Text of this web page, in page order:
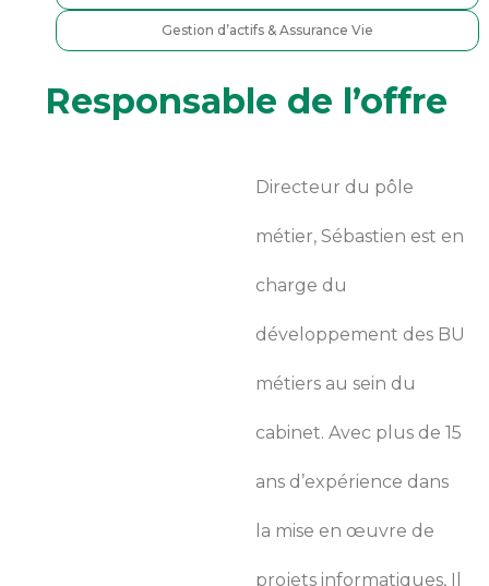
Gestion d’actifs & Assurance Vie
Responsable de l’offre
Directeur du pôle
métier, Sébastien est en
charge du
développement des BU
métiers au sein du
cabinet. Avec plus de 15
ans d’expérience dans
la mise en œuvre de
projets informatiques, Il